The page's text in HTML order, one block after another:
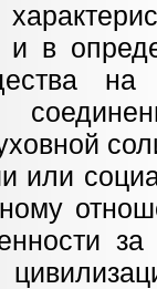
и в
на
или